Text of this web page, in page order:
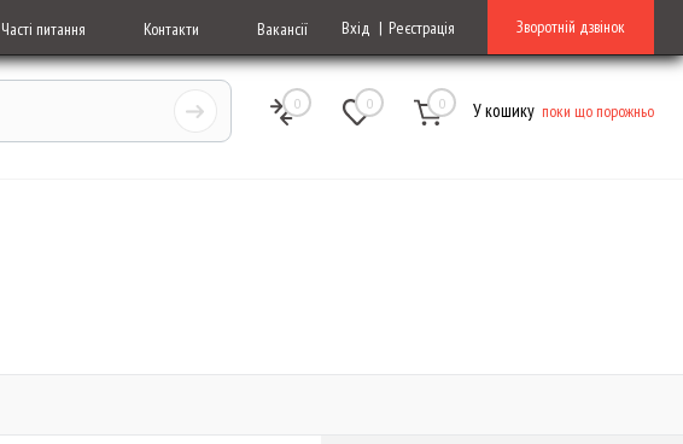
Часті питання Контакти Вакансії Вхід Реєстрація Зворотній дзвінок
0 0 0 У кошику поки що порожньо